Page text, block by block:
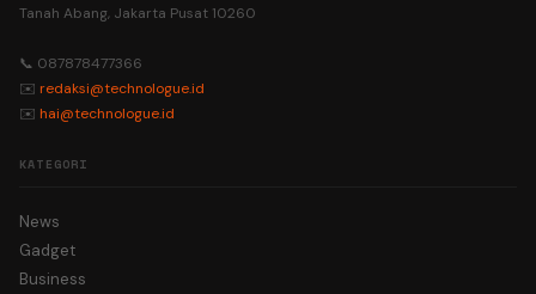
Tanah Abang, Jakarta Pusat 10260
📞 087878477366
✉️ redaksi@technologue.id
✉️ hai@technologue.id
KATEGORI
News
Gadget
Business